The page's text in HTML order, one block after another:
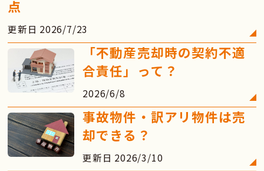
点
更新日 2026/7/23
「不動産売却時の契約不適
合責任」って？
2026/6/8
事故物件・訳アリ物件は売
却できる？
更新日 2026/3/10